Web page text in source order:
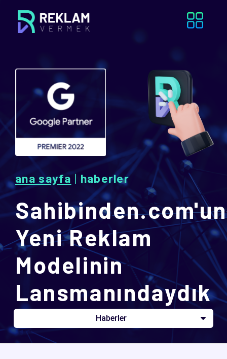
ana sayfa| haberler
Sahibinden.com'un
Yeni Reklam
Modelinin
Lansmanındaydık
Haberler